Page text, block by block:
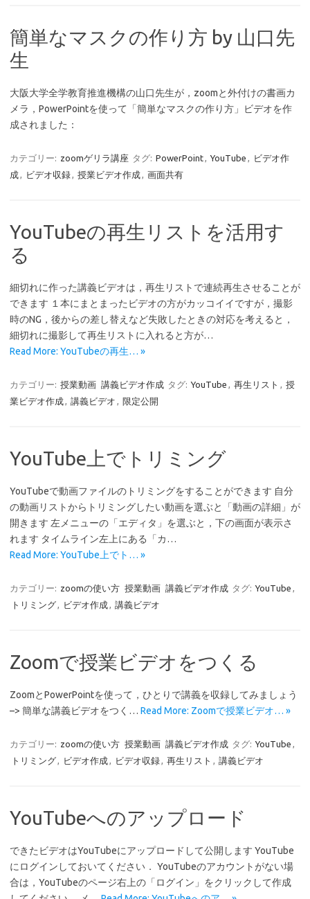
簡単なマスクの作り方 by 山口先
生
大阪大学全学教育推進機構の山口先生が，zoomと外付けの書画カ
メラ，PowerPointを使って「簡単なマスクの作り方」ビデオを作
成されました：
カテゴリー: zoomゲリラ講座 タグ: PowerPoint, YouTube , ビデオ作
成, ビデオ収録, 授業ビデオ作成, 画面共有
YouTubeの再生リストを活用す
る
細切れに作った講義ビデオは，再生リストで連続再生させることが
できます １本にまとまったビデオの方がカッコイイですが，撮影
時のNG，後からの差し替えなど失敗したときの対応を考えると，
細切れに撮影して再生リストに入れると方が…
Read More: YouTubeの再生… »
カテゴリー: 授業動画 講義ビデオ作成 タグ: YouTube , 再生リスト , 授
業ビデオ作成, 講義ビデオ , 限定公開
YouTube上でトリミング
YouTubeで動画ファイルのトリミングをすることができます 自分
の動画リストからトリミングしたい動画を選ぶと「動画の詳細」が
開きます 左メニューの「エディタ」を選ぶと，下の画面が表示さ
れます タイムライン左上にある「カ…
Read More: YouTube上でト… »
カテゴリー: zoomの使い方 授業動画 講義ビデオ作成 タグ: YouTube ,
トリミング, ビデオ作成, 講義ビデオ
Zoomで授業ビデオをつくる
ZoomとPowerPointを使って，ひとりで講義を収録してみましょう
–> 簡単な講義ビデオをつく… Read More: Zoomで授業ビデオ… »
カテゴリー: zoomの使い方 授業動画 講義ビデオ作成 タグ: YouTube ,
トリミング, ビデオ作成, ビデオ収録, 再生リスト , 講義ビデオ
YouTubeへのアップロード
できたビデオはYouTubeにアップロードして公開します YouTube
にログインしておいてください． YouTubeのアカウントがない場
合は，YouTubeのページ右上の「ログイン」をクリックして作成